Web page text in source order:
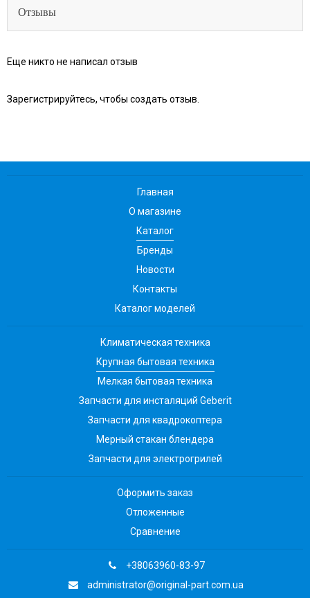
Отзывы
Еще никто не написал отзыв
Зарегистрируйтесь, чтобы создать отзыв.
Главная
О магазине
Каталог
Бренды
Новости
Контакты
Каталог моделей
Климатическая техника
Крупная бытовая техника
Мелкая бытовая техника
Запчасти для инсталяций Geberit
Запчасти для квадрокоптера
Мерный стакан блендера
Запчасти для электрогрилей
Оформить заказ
Отложенные
Сравнение
+38063960-83-97
administrator@original-part.com.ua